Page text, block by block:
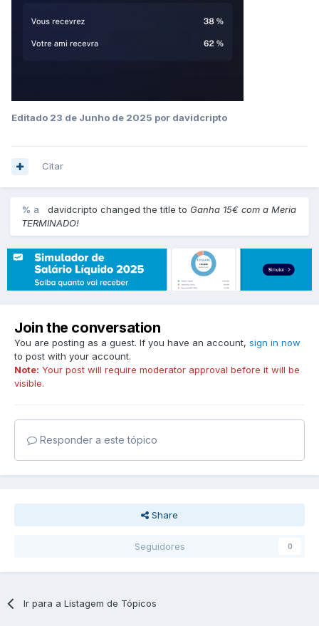
Editado 23 de Junho de 2025 por davidcripto
Citar
% a davidcripto changed the title to Ganha 15€ com a Meria
TERMINADO!
Join the conversation
You are posting as a guest. If you have an account, sign in now
to post with your account.
Note: Your post will require moderator approval before it will be
visible.
Responder a este tópico
Share
Seguidores 0
Ir para a Listagem de Tópicos